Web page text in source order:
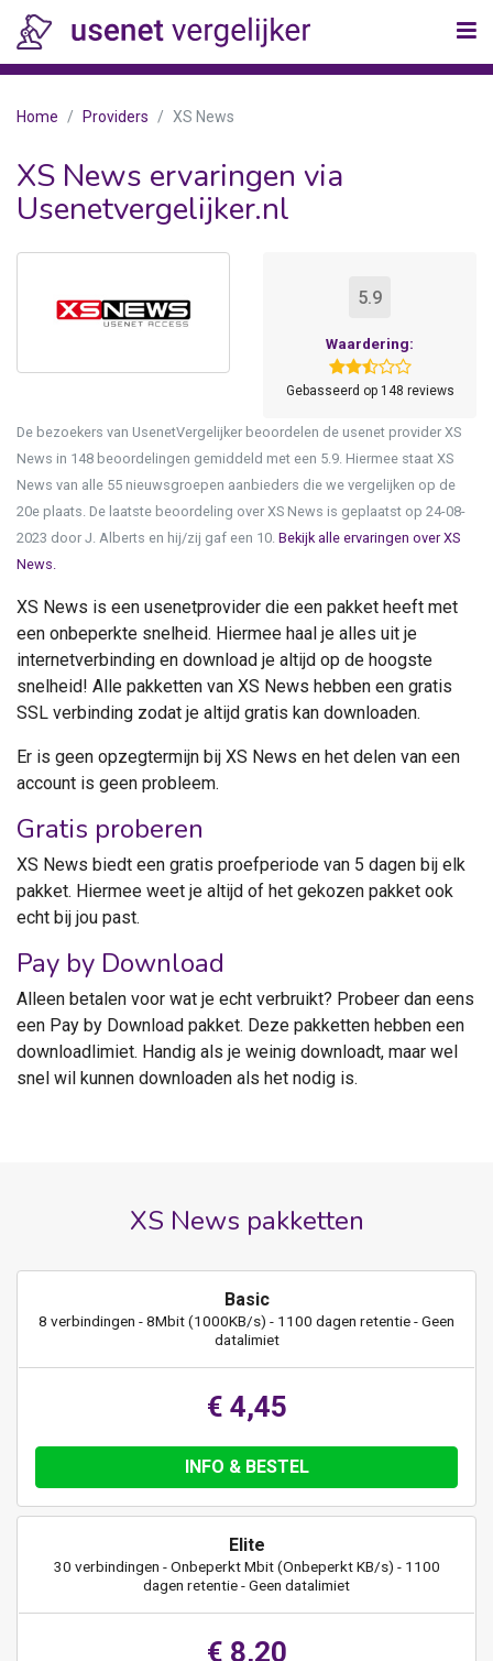
Home Providers XS News
XS News ervaringen via
Usenetvergelijker.nl
5.9
Waardering:
Gebasseerd op 148 reviews
De bezoekers van UsenetVergelijker beoordelen de usenet provider XS
News in 148 beoordelingen gemiddeld met een 5.9. Hiermee staat XS
News van alle 55 nieuwsgroepen aanbieders die we vergelijken op de
20e plaats. De laatste beoordeling over XS News is geplaatst op 24-08-
2023 door J. Alberts en hij/zij gaf een 10. Bekijk alle ervaringen over XS
News.
XS News is een usenetprovider die een pakket heeft met
een onbeperkte snelheid. Hiermee haal je alles uit je
internetverbinding en download je altijd op de hoogste
snelheid! Alle pakketten van XS News hebben een gratis
SSL verbinding zodat je altijd gratis kan downloaden.
Er is geen opzegtermijn bij XS News en het delen van een
account is geen probleem.
Gratis proberen
XS News biedt een gratis proefperiode van 5 dagen bij elk
pakket. Hiermee weet je altijd of het gekozen pakket ook
echt bij jou past.
Pay by Download
Alleen betalen voor wat je echt verbruikt? Probeer dan eens
een Pay by Download pakket. Deze pakketten hebben een
downloadlimiet. Handig als je weinig downloadt, maar wel
snel wil kunnen downloaden als het nodig is.
XS News pakketten
Basic
8 verbindingen - 8Mbit (1000KB/s) - 1100 dagen retentie - Geen
datalimiet
€ 4,45
INFO & BESTEL
Elite
30 verbindingen - Onbeperkt Mbit (Onbeperkt KB/s) - 1100
dagen retentie - Geen datalimiet
€ 8,20